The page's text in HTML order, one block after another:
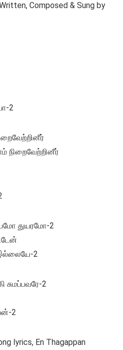
Composed & Sung by
2
நிறைவேற்றினீர்
துயரமோ-2
2
சுமப்பவரே-2
2
lyrics, En Thagappan